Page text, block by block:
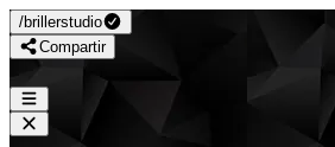
/brillerstudio
Compartir